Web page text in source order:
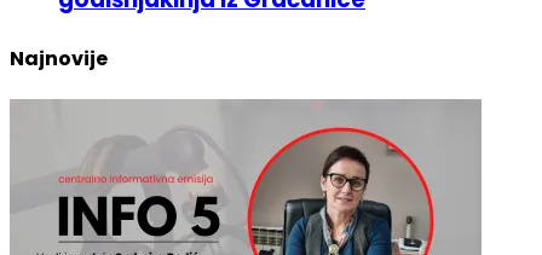
Najnovije